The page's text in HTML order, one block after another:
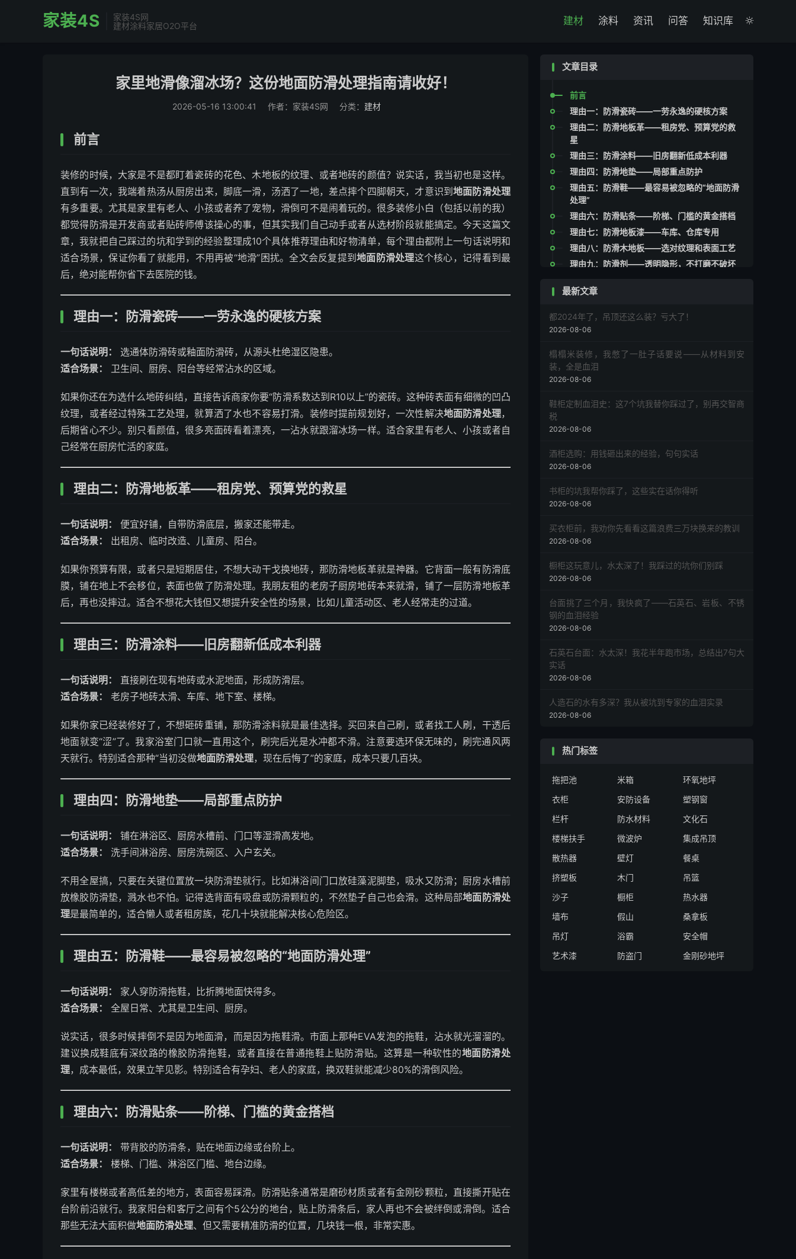
家装4S
家装4S网
建材涂料家居O2O平台

建材 涂料 资讯 问答 知识库
家里地滑像溜冰场？这份地面防滑处理指南请收好！
2026-05-16 13:00:41 作者：家装4S网 分类： 建材
前言
装修的时候，大家是不是都盯着瓷砖的花色、木地板的纹理、或者地砖的颜值？说实话，我当初也是这样。
直到有一次，我端着热汤从厨房出来，脚底一滑，汤洒了一地，差点摔个四脚朝天，才意识到地面防滑处理
有多重要。尤其是家里有老人、小孩或者养了宠物，滑倒可不是闹着玩的。很多装修小白（包括以前的我）
都觉得防滑是开发商或者贴砖师傅该操心的事，但其实我们自己动手或者从选材阶段就能搞定。今天这篇文
章，我就把自己踩过的坑和学到的经验整理成10个具体推荐理由和好物清单，每个理由都附上一句话说明和
适合场景，保证你看了就能用，不用再被“地滑”困扰。全文会反复提到地面防滑处理这个核心，记得看到最
后，绝对能帮你省下去医院的钱。
理由一：防滑瓷砖——一劳永逸的硬核方案
一句话说明：
选通体防滑砖或釉面防滑砖，从源头杜绝湿区隐患。
适合场景：
卫生间、厨房、阳台等经常沾水的区域。
如果你还在为选什么地砖纠结，直接告诉商家你要“防滑系数达到R10以上”的瓷砖。这种砖表面有细微的凹凸
纹理，或者经过特殊工艺处理，就算洒了水也不容易打滑。装修时提前规划好，一次性解决地面防滑处理，
后期省心不少。别只看颜值，很多亮面砖看着漂亮，一沾水就跟溜冰场一样。适合家里有老人、小孩或者自
己经常在厨房忙活的家庭。
理由二：防滑地板革——租房党、预算党的救星
一句话说明：
便宜好铺，自带防滑底层，搬家还能带走。
适合场景：
出租房、临时改造、儿童房、阳台。
如果你预算有限，或者只是短期居住，不想大动干戈换地砖，那防滑地板革就是神器。它背面一般有防滑底
膜，铺在地上不会移位，表面也做了防滑处理。我朋友租的老房子厨房地砖本来就滑，铺了一层防滑地板革
后，再也没摔过。适合不想花大钱但又想提升安全性的场景，比如儿童活动区、老人经常走的过道。
理由三：防滑涂料——旧房翻新低成本利器
一句话说明：
直接刷在现有地砖或水泥地面，形成防滑层。
适合场景：
老房子地砖太滑、车库、地下室、楼梯。
如果你家已经装修好了，不想砸砖重铺，那防滑涂料就是最佳选择。买回来自己刷，或者找工人刷，干透后
地面就变“涩”了。我家浴室门口就一直用这个，刷完后光是水冲都不滑。注意要选环保无味的，刷完通风两
天就行。特别适合那种“当初没做地面防滑处理，现在后悔了”的家庭，成本只要几百块。
理由四：防滑地垫——局部重点防护
一句话说明：
铺在淋浴区、厨房水槽前、门口等湿滑高发地。
适合场景：
洗手间淋浴房、厨房洗碗区、入户玄关。
不用全屋搞，只要在关键位置放一块防滑垫就行。比如淋浴间门口放硅藻泥脚垫，吸水又防滑；厨房水槽前
放橡胶防滑垫，溅水也不怕。记得选背面有吸盘或防滑颗粒的，不然垫子自己也会滑。这种局部地面防滑处
理是最简单的，适合懒人或者租房族，花几十块就能解决核心危险区。
理由五：防滑鞋——最容易被忽略的“地面防滑处理”
一句话说明：
家人穿防滑拖鞋，比折腾地面快得多。
适合场景：
全屋日常、尤其是卫生间、厨房。
说实话，很多时候摔倒不是因为地面滑，而是因为拖鞋滑。市面上那种EVA发泡的拖鞋，沾水就光溜溜的。
建议换成鞋底有深纹路的橡胶防滑拖鞋，或者直接在普通拖鞋上贴防滑贴。这算是一种软性的地面防滑处
理，成本最低，效果立竿见影。特别适合有孕妇、老人的家庭，换双鞋就能减少80%的滑倒风险。
理由六：防滑贴条——阶梯、门槛的黄金搭档
一句话说明：
带背胶的防滑条，贴在地面边缘或台阶上。
适合场景：
楼梯、门槛、淋浴区门槛、地台边缘。
家里有楼梯或者高低差的地方，表面容易踩滑。防滑贴条通常是磨砂材质或者有金刚砂颗粒，直接撕开贴在
台阶前沿就行。我家阳台和客厅之间有个5公分的地台，贴上防滑条后，家人再也不会被绊倒或滑倒。适合
那些无法大面积做地面防滑处理、但又需要精准防滑的位置，几块钱一根，非常实惠。
文章目录
前言
理由一：防滑瓷砖——一劳永逸的硬核方案
理由二：防滑地板革——租房党、预算党的救
星
理由三：防滑涂料——旧房翻新低成本利器
理由四：防滑地垫——局部重点防护
理由五：防滑鞋——最容易被忽略的“地面防滑
处理”
理由六：防滑贴条——阶梯、门槛的黄金搭档
理由七：防滑地板漆——车库、仓库专用
理由八：防滑木地板——选对纹理和表面工艺
理由九：防滑剂——透明隐形，不打磨不破坏
理由十：防滑施工服务——专业的事交给专业
最后唠叨几句
最新文章
都2024年了，吊顶还这么装？亏大了！
2026-08-06
榻榻米装修，我憋了一肚子话要说——从材料到安
装，全是血泪
2026-08-06
鞋柜定制血泪史：这7个坑我替你踩过了，别再交智商
税
2026-08-06
酒柜选购：用钱砸出来的经验，句句实话
2026-08-06
书柜的坑我帮你踩了，这些实在话你得听
2026-08-06
买衣柜前，我劝你先看看这篇浪费三万块换来的教训
2026-08-06
橱柜这玩意儿，水太深了！我踩过的坑你们别踩
2026-08-06
台面挑了三个月，我快疯了——石英石、岩板、不锈
钢的血泪经验
2026-08-06
石英石台面：水太深！我花半年跑市场，总结出7句大
实话
2026-08-06
人造石的水有多深？我从被坑到专家的血泪实录
2026-08-06
热门标签
拖把池 米箱
环氧地坪
衣柜
安防设备
塑钢窗
栏杆
防水材料
文化石
楼梯扶手
微波炉
集成吊顶
散热器
壁灯
餐桌
挤塑板
木门
吊篮
沙子
橱柜
热水器
墙布
假山
桑拿板
吊灯
浴霸
安全帽
艺术漆
防盗门 金刚砂地坪